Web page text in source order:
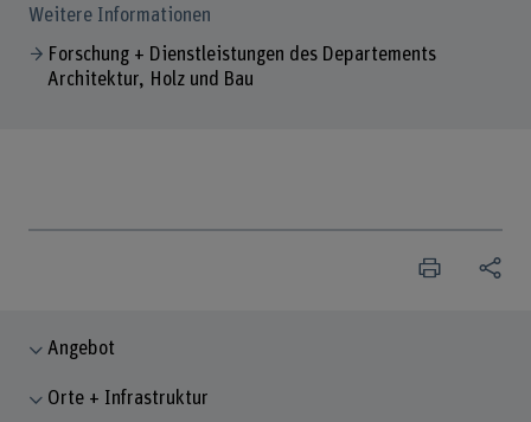
Weitere Informationen
Forschung + Dienstleistungen des Departements
Architektur, Holz und Bau
Angebot
Orte + Infrastruktur